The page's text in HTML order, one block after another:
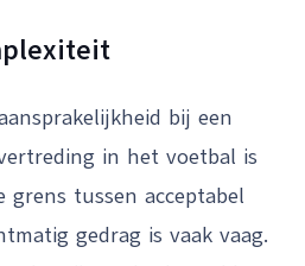
bij een
in het voetbal is
grens tussen acceptabel
gedrag is vaak vaag.